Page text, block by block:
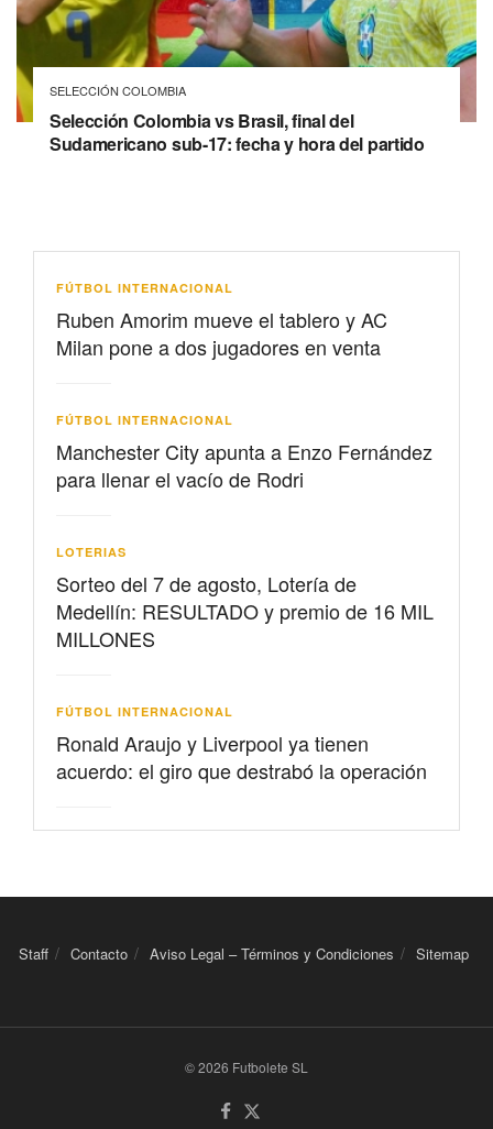
SELECCIÓN COLOMBIA
Selección Colombia vs Brasil, final del
Sudamericano sub-17: fecha y hora del partido
FÚTBOL INTERNACIONAL
Ruben Amorim mueve el tablero y AC
Milan pone a dos jugadores en venta
FÚTBOL INTERNACIONAL
Manchester City apunta a Enzo Fernández
para llenar el vacío de Rodri
LOTERIAS
Sorteo del 7 de agosto, Lotería de
Medellín: RESULTADO y premio de 16 MIL
MILLONES
FÚTBOL INTERNACIONAL
Ronald Araujo y Liverpool ya tienen
acuerdo: el giro que destrabó la operación
Staff Contacto Aviso Legal – Términos y Condiciones Sitemap
© 2026 Futbolete SL